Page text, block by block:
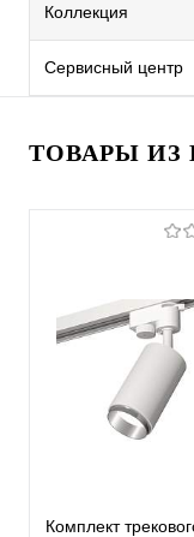
Коллекция
Сервисный центр
ТОВАРЫ ИЗ
Комплект